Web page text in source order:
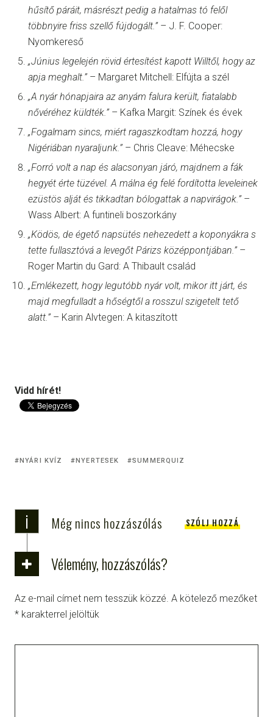
hűsítő páráit, másrészt pedig a hatalmas tó felől
többnyire friss szellő fújdogált.”– J. F. Cooper:
Nyomkereső
„Június legelején rövid értesítést kapott Willtől, hogy az
apja meghalt.”– Margaret Mitchell: Elfújta a szél
„A nyár hónapjaira az anyám falura került, fiatalabb
nővéréhez küldték.”– Kafka Margit: Színek és évek
„Fogalmam sincs, miért ragaszkodtam hozzá, hogy
Nigériában nyaraljunk.”– Chris Cleave: Méhecske
„Forró volt a nap és alacsonyan járó, majdnem a fák
hegyét érte tüzével. A málna ég felé fordította leveleinek
ezüstös alját és tikkadtan bólogattak a napvirágok.”–
Wass Albert: A funtineli boszorkány
„Ködös, de égető napsütés nehezedett a koponyákra s
tette fullasztóvá a levegőt Párizs középpontjában.”–
Roger Martin du Gard: A Thibault család
„Emlékezett, hogy legutóbb nyár volt, mikor itt járt, és
majd megfulladt a hőségtől a rosszul szigetelt tető
alatt.” – Karin Alvtegen: A kitaszított
Vidd hírét!
NYÁRI KVÍZ NYERTESEK SUMMERQUIZ
i Még nincs hozzászólás SZÓLJ HOZZÁ
Vélemény, hozzászólás?
Az e-mail címet nem tesszük közzé. A kötelező mezőket
* karakterrel jelöltük